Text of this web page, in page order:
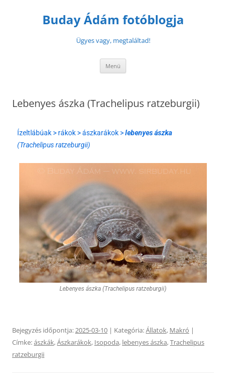
Buday Ádám fotóblogja
Ügyes vagy, megtaláltad!
Menü
Lebenyes ászka (Trachelipus ratzeburgii)
Ízeltlábúak > rákok > ászkarákok >lebenyes ászka
(Trachelipus ratzeburgii)
Lebenyes ászka (Trachelipus ratzeburgii)
Bejegyzés időpontja:2025-03-10 | Kategória:Állatok, Makró |
Címke:ászkák,Ászkarákok, Isopoda, lebenyes ászka,Trachelipus
ratzeburgii